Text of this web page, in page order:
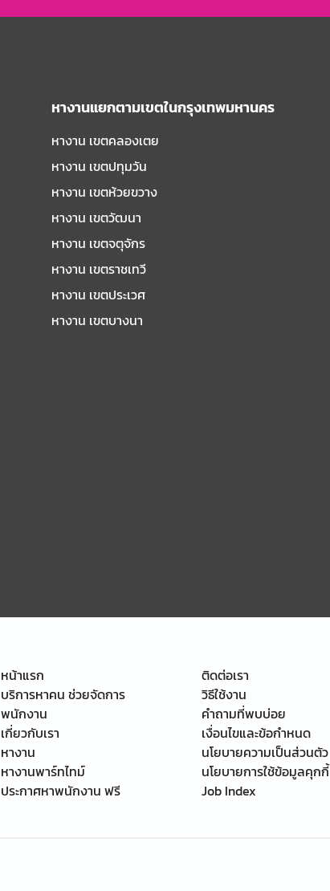
หางานแยกตามเขตในกรุงเทพมหานคร
หางาน เขตคลองเตย
หางาน เขตปทุมวัน
หางาน เขตห้วยขวาง
หางาน เขตวัฒนา
หางาน เขตจตุจักร
หางาน เขตราชเทวี
หางาน เขตประเวศ
หางาน เขตบางนา
หน้าแรก
บริการหาคน ช่วยจัดการ
พนักงาน
เกี่ยวกับเรา
หางาน
หางานพาร์ทไทม์
ประกาศหาพนักงาน ฟรี
ติดต่อเรา
วิธีใช้งาน
คำถามที่พบบ่อย
เงื่อนไขและข้อกำหนด
นโยบายความเป็นส่วนตัว
นโยบายการใช้ข้อมูลคุกกี้
Job Index